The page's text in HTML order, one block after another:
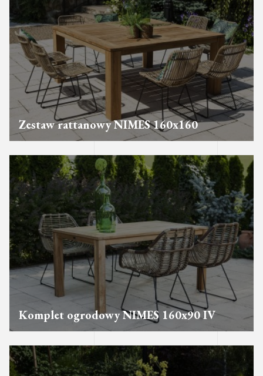
Zestaw rattanowy NIMES 160x160
Komplet ogrodowy NIMES 160x90 IV